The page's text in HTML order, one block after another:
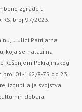
zgrade u
broj 97/2023.
u ulici Patrijarha
koja se nalazi na
Rešenjem Pokrajinskog
broj 01-162/8-75 od 23.
izgubila je svojstva
dobara.